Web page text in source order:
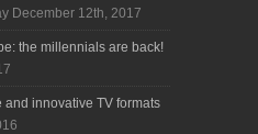
December 12th, 2017
the millennials are back!
and innovative TV formats